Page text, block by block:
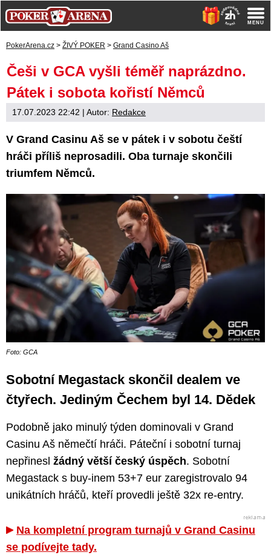
PokerArena.cz > ŽIVÝ POKER > Grand Casino Aš
Češi v GCA vyšli téměř naprázdno.
Pátek i sobota kořistí Němců
17.07.2023 22:42 | Autor: Redakce
V Grand Casinu Aš se v pátek i v sobotu čeští
hráči příliš neprosadili. Oba turnaje skončili
triumfem Němců.
Foto: GCA
Sobotní Megastack skončil dealem ve
čtyřech. Jediným Čechem byl 14. Dědek
Podobně jako minulý týden dominovali v Grand
Casinu Aš němečtí hráči. Páteční i sobotní turnaj
nepřinesl žádný větší český úspěch. Sobotní
Megastack s buy-inem 53+7 eur zaregistrovalo 94
unikátních hráčů, kteří provedli ještě 32x re-entry.
Na kompletní program turnajů v Grand Casinu
se podívejte tady.